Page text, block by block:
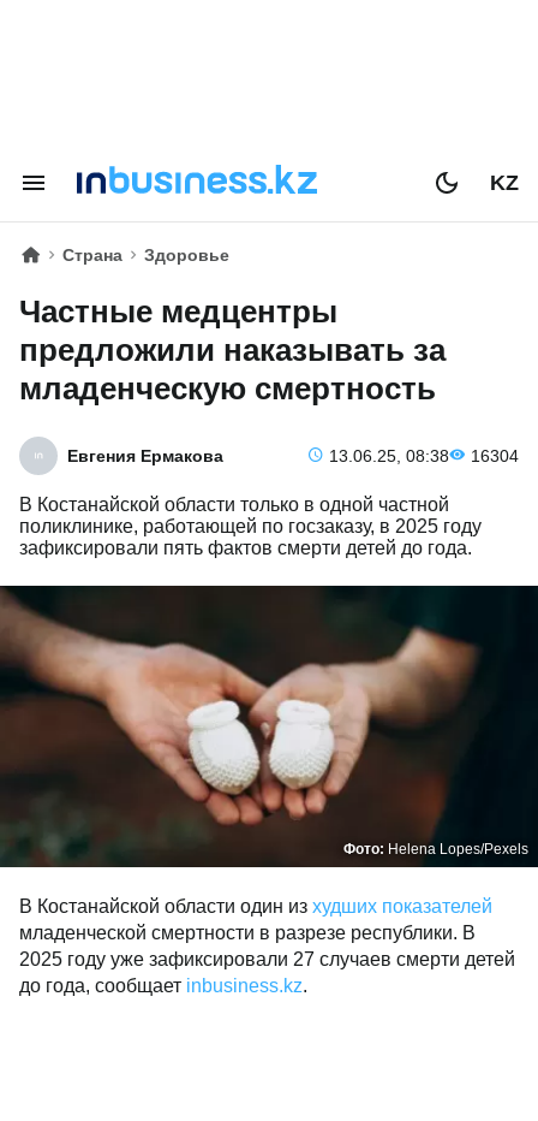
KZ
Страна Здоровье
Частные медцентры
предложили наказывать за
младенческую смертность
Евгения Ермакова 13.06.25, 08:38 16304
​В Костанайской области только в одной частной
поликлинике, работающей по госзаказу, в 2025 году
зафиксировали пять фактов смерти детей до года.
Фото: Helena Lopes/Pexels
В Костанайской области один из худших показателей
младенческой смертности в разрезе республики. В
2025 году уже зафиксировали 27 случаев смерти детей
до года, сообщает inbusiness.kz.